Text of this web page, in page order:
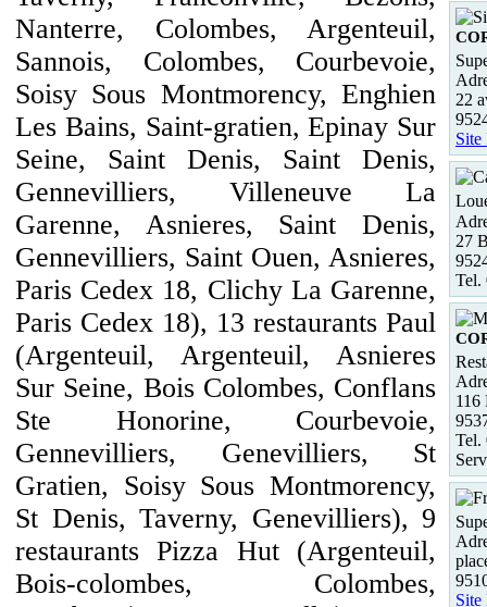
Nanterre, Colombes, Argenteuil,
Sannois, Colombes, Courbevoie,
Soisy Sous Montmorency, Enghien
Les Bains, Saint-gratien, Epinay Sur
Seine, Saint Denis, Saint Denis,
Gennevilliers, Villeneuve La
Garenne, Asnieres, Saint Denis,
Gennevilliers, Saint Ouen, Asnieres,
Paris Cedex 18, Clichy La Garenne,
Paris Cedex 18), 13 restaurants Paul
(Argenteuil, Argenteuil, Asnieres
Sur Seine, Bois Colombes, Conflans
Ste Honorine, Courbevoie,
Gennevilliers, Genevilliers, St
Gratien, Soisy Sous Montmorency,
St Denis, Taverny, Genevilliers), 9
restaurants Pizza Hut (Argenteuil,
Bois-colombes, Colombes,
22
Site
27
Tel.
116
Tel.
Site